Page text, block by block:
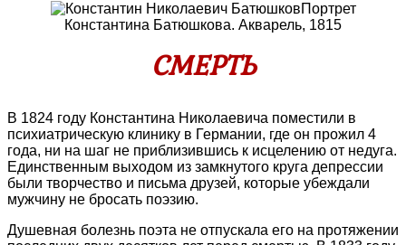
Портрет
Константина Батюшкова. Акварель, 1815
СМЕРТЬ
В 1824 году Константина Николаевича поместили в
психиатрическую клинику в Германии, где он прожил 4
года, ни на шаг не приблизившись к исцелению от недуга.
Единственным выходом из замкнутого круга депрессии
были творчество и письма друзей, которые убеждали
мужчину не бросать поэзию.
Душевная болезнь поэта не отпускала его на протяжении